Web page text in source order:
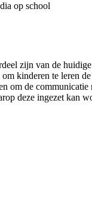
op school
zijn van de
kinderen te leren
om de
deze ingezet kan